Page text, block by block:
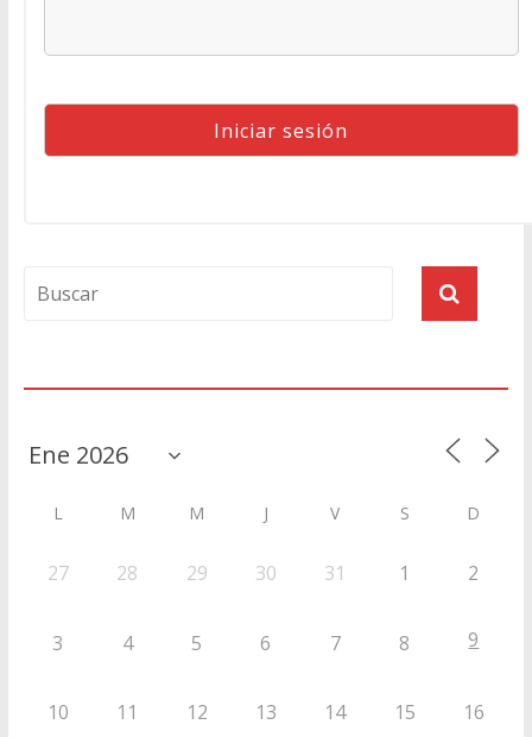
L M M J V S D
27 28 29 30 31 1 2
3 4 5 6 7 8 9
10 11 12 13 14 15 16